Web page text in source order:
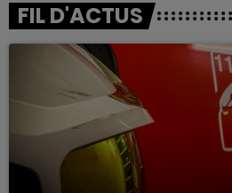
FIL D'ACTUS